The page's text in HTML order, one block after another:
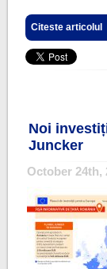
Citeste articolul
Noi
Juncker
October 24th,